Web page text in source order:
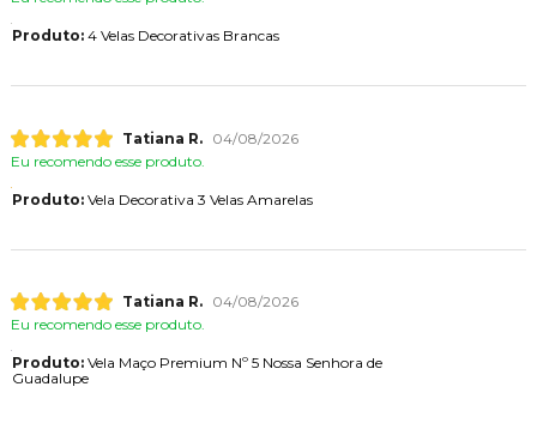
Produto:4 Velas Decorativas Brancas
Tatiana R.
04/08/2026
Eu recomendo esse produto.
Produto:Vela Decorativa 3 Velas Amarelas
Tatiana R.
04/08/2026
Eu recomendo esse produto.
Produto:Vela Maço Premium Nº 5 Nossa Senhora de
Guadalupe